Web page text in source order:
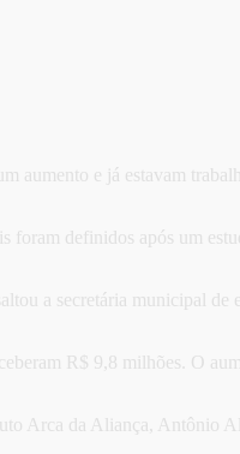
aumento e já estavam
foram definidos após um
a secretária municipal de
R$ 9,8 milhões. O
Arca da Aliança, Antônio